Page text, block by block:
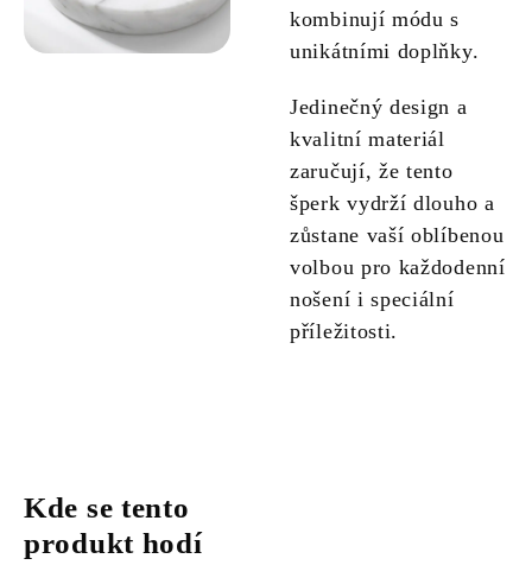
kombinují módu s
unikátními doplňky.
Jedinečný design a
kvalitní materiál
zaručují, že tento
šperk vydrží dlouho a
zůstane vaší oblíbenou
volbou pro každodenní
nošení i speciální
příležitosti.
Kde se tento
produkt hodí